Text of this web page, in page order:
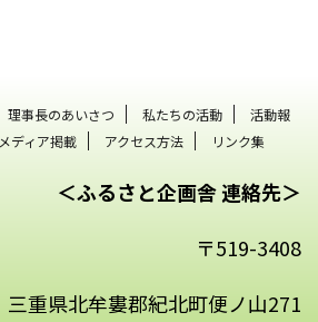
理事長のあいさつ 私たちの活動
活動報
メディア掲載 アクセス方法 リンク集
＜ふるさと企画舎 連絡先＞
〒519-3408
三重県北牟婁郡紀北町便ノ山271